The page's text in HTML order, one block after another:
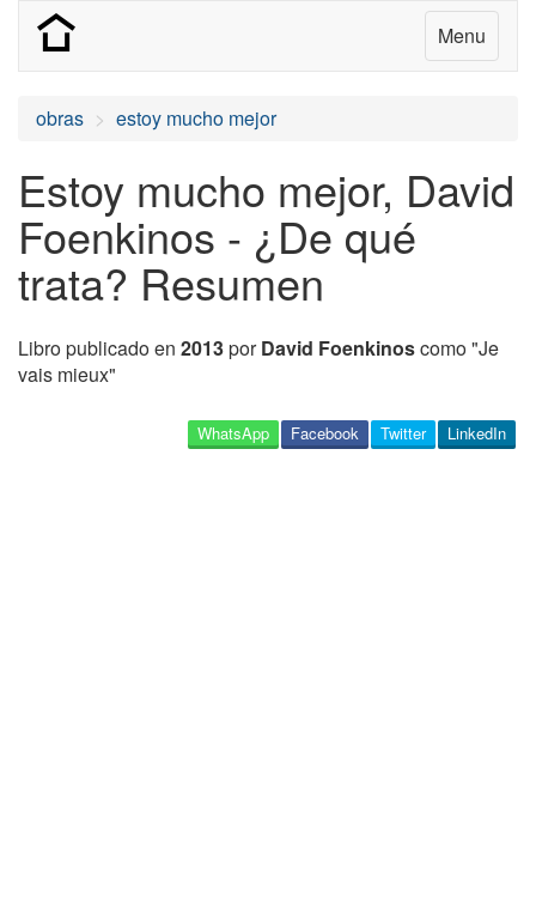
Menu
obras estoy mucho mejor
Estoy mucho mejor, David
Foenkinos - ¿De qué
trata? Resumen
Libro publicado en 2013porDavid Foenkinoscomo "Je
vais mieux"
LinkedIn
Twitter
Facebook
WhatsApp